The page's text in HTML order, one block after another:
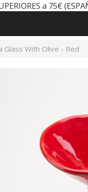
a 75€
Glass With Olive - Red